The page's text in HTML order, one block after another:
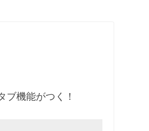
ブ機能がつく！